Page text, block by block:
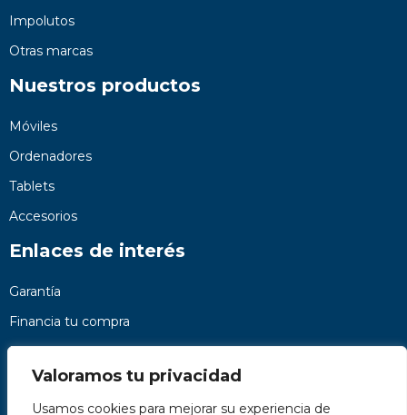
Valoramos tu privacidad
Usamos cookies para mejorar su experiencia de
Impolutos
Otras marcas
Nuestros productos
Móviles
Ordenadores
Tablets
Accesorios
Enlaces de interés
Garantía
Financia tu compra
Preguntas frecuentes
Nosotros
Contacto